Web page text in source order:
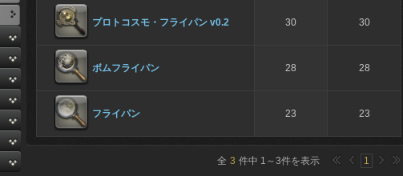
プロトコスモ・フライパン v0.2 30 30
ボムフライパン 28 28
フライパン 23 23
全 3 件中 1 ～3件を表示 1